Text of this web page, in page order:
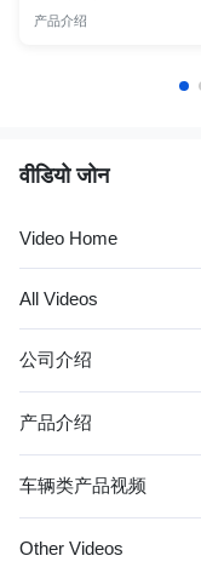
产品介绍
वीडियो जोन
Video Home
All Videos
公司介绍
产品介绍
车辆类产品视频
Other Videos